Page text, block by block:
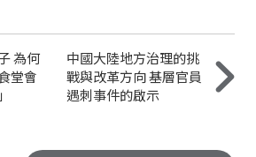
為何
堂會
中國大陸地方治理的挑
戰與改革方向 基層官員
遇刺事件的啟示